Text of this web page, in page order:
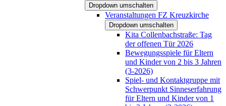
Dropdown umschalten
Veranstaltungen FZ Kreuzkirche
Dropdown umschalten
Kita Collenbachstraße: Tag
der offenen Tür 2026
Bewegungsspiele für Eltern
und Kinder von 2 bis 3 Jahren
(3-2026)
Spiel- und Kontaktgruppe mit
Schwerpunkt Sinneserfahrung
für Eltern und Kinder von 1